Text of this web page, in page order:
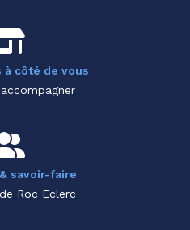
à côté de vous
savoir-faire
Roc Eclerc